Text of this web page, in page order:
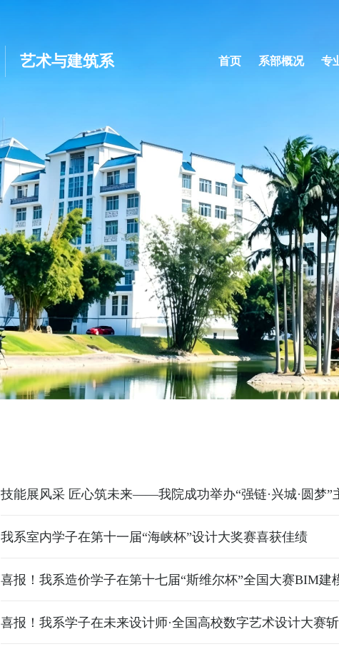
艺术与建筑系 首页 系部概况 专
技能展风采 匠心筑未来——我院成功举办“强链·兴城·圆梦”
我系室内学子在第十一届“海峡杯”设计大奖赛喜获佳绩
喜报！我系造价学子在第十七届“斯维尔杯”全国大赛BIM建
喜报！我系学子在未来设计师·全国高校数字艺术设计大赛